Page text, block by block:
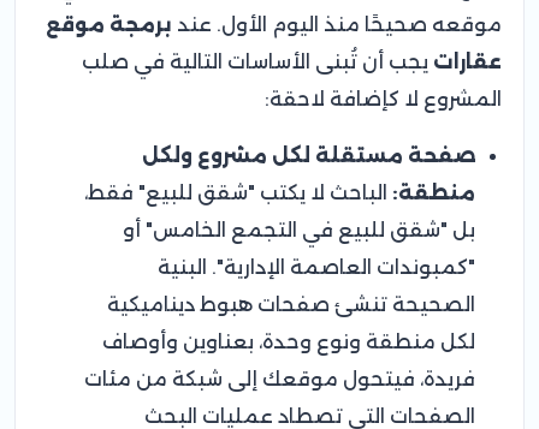
موقعه صحيحًا منذ اليوم الأول. عند برمجة موقع
عقارات يجب أن تُبنى الأساسات التالية في صلب
المشروع لا كإضافة لاحقة:
صفحة مستقلة لكل مشروع ولكل
منطقة: الباحث لا يكتب "شقق للبيع" فقط،
بل "شقق للبيع في التجمع الخامس" أو
"كمبوندات العاصمة الإدارية". البنية
الصحيحة تنشئ صفحات هبوط ديناميكية
لكل منطقة ونوع وحدة، بعناوين وأوصاف
فريدة، فيتحول موقعك إلى شبكة من مئات
الصفحات التي تصطاد عمليات البحث